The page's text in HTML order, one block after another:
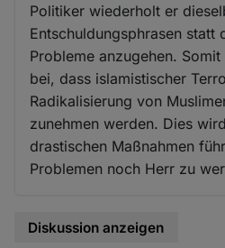
Politiker wiederholt er
Entschuldungsphrasen statt
Probleme anzugehen.
bei, dass islamistischer
Radikalisierung von
zunehmen werden. Dies
drastischen Maßnahmen
Problemen noch Herr zu
Diskussion anzeigen